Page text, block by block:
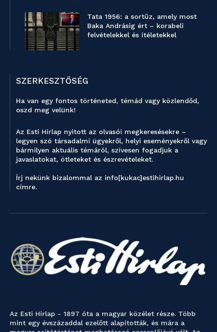
Tata 1956: a sortűz, amely most
Baka Andrásig ért – korabeli
felvételekkel és ítéletekkel
SZERKESZTŐSÉG
Ha van egy fontos történeted, témád vagy közlendőd,
oszd meg velünk!
Az Esti Hírlap nyitott az olvasói megkeresésekre –
legyen szó társadalmi ügyekről, helyi eseményekről vagy
bármilyen aktuális témáról, szívesen fogadjuk a
javaslatokat, ötleteket és észrevételeket.
Írj nekünk bizalommal az info[kukac]estihirlap.hu
címre.
Az Esti Hírlap - 1897 óta a magyar közélet része. Több
mint egy évszázaddal ezelőtt alapították, és mára a